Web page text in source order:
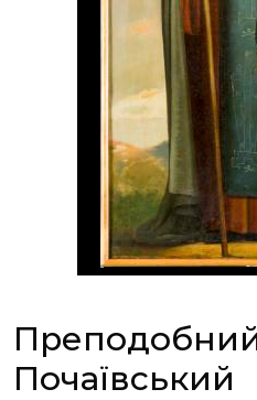
Почаївський